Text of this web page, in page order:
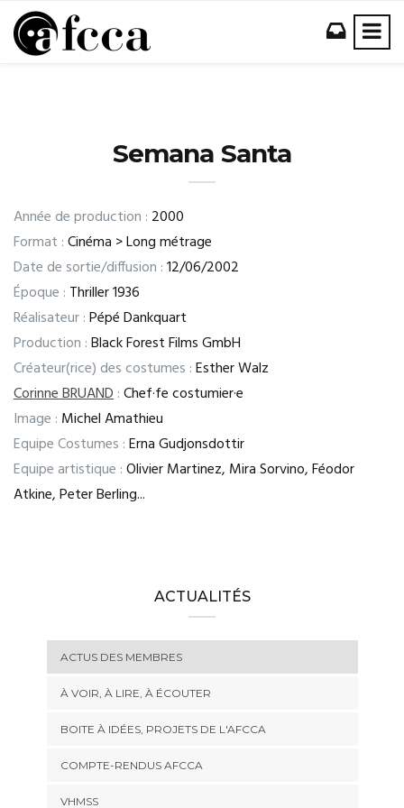
Semana Santa
Année de production : 2000
Format :Cinéma > Long métrage
Date de sortie/diffusion :12/06/2002
Époque : Thriller 1936
Réalisateur :Pépé Dankquart
Production :Black Forest Films GmbH
Créateur(rice) des costumes :Esther Walz
Corinne BRUAND:Chef·fe costumier·e
Image : Michel Amathieu
Equipe Costumes :Erna Gudjonsdottir
Equipe artistique :Olivier Martinez, Mira Sorvino, Féodor
Atkine, Peter Berling...
ACTUALITÉS
ACTUS DES MEMBRES
À VOIR, À LIRE, À ÉCOUTER
BOITE À IDÉES, PROJETS DE L'AFCCA
COMPTE-RENDUS AFCCA
VHMSS